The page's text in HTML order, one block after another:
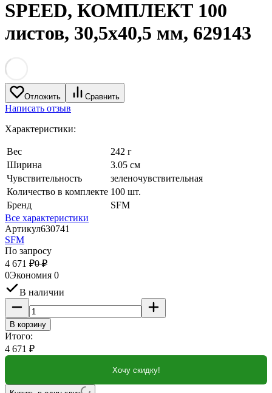
SPEED, КОМПЛЕКТ 100
листов, 30,5х40,5 мм, 629143
Отложить Сравнить
Написать отзыв
Характеристики:
Вес
242 г
Ширина
3.05 см
Чувствительность
зеленочувствительная
Количество в комплекте 100 шт.
Бренд
SFM
Все характеристики
Артикул630741
SFM
По запросу
4 671 ₽0 ₽
0Экономия 0
В наличии
В корзину
Итого:
4 671 ₽
Хочу скидку!